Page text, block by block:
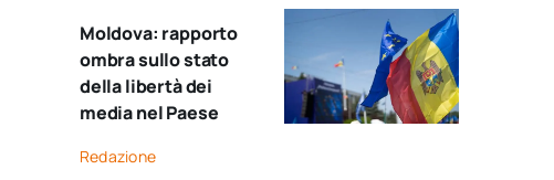
Moldova: rapporto
ombra sullo stato
della libertà dei
media nel Paese
Redazione